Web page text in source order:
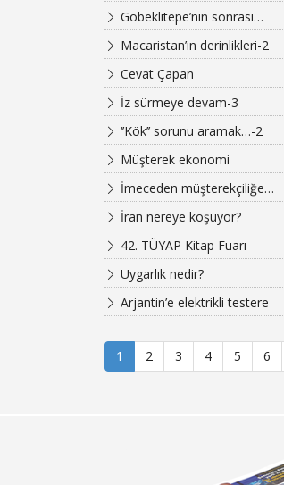
Göbeklitepe’nin sonrası…
Macaristan’ın derinlikleri-2
Cevat Çapan
İz sürmeye devam-3
‘’Kök’’ sorunu aramak…-2
Müşterek ekonomi
İmeceden müşterekçiliğe…
İran nereye koşuyor?
42. TÜYAP Kitap Fuarı
Uygarlık nedir?
Arjantin’e elektrikli testere
1 2 3 4 5 6